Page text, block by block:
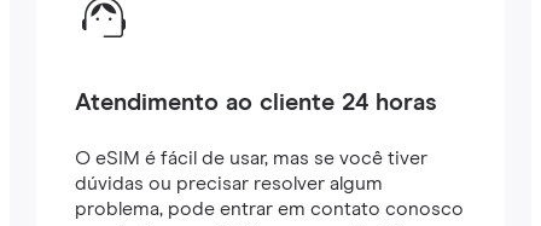
Atendimento ao cliente 24 horas
O eSIM é fácil de usar, mas se você tiver
dúvidas ou precisar resolver algum
problema, pode entrar em contato conosco